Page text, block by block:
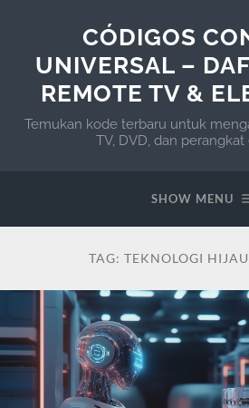
CÓDIGOS
UNIVERSAL –
REMOTE TV &
Temukan kode terbaru untuk
TV, DVD, dan
SHOW MENU
TAG: TEKNOLOGI